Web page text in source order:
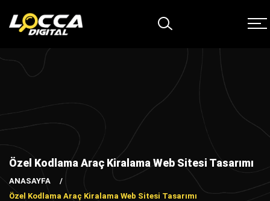
Özel Kodlama Araç Kiralama Web Sitesi Tasarımı
ANASAYFA
Özel Kodlama Araç Kiralama Web Sitesi Tasarımı